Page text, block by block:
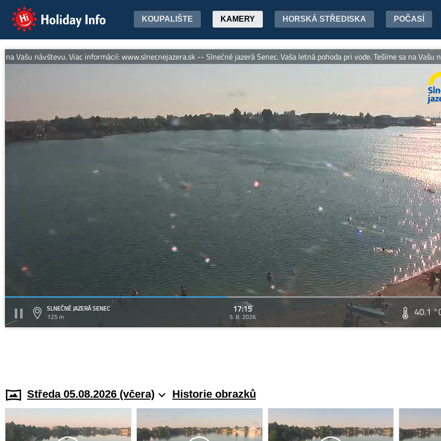
Holiday Info KOUPALIŠTE KAMERY HORSKÁ STŘEDISKA POČASÍ
návštevu. Viac informácií: www.slnecnejazera.sk -- Slnečné jazerá Senec. Vaša letná pohoda pri vode. Tešíme sa na Vašu
SLNEČNÉ JAZERÁ SENEC
125 m
17:15
5. 8. 2026 40.1
Středa 05.08.2026 (včera) Historie obrazků